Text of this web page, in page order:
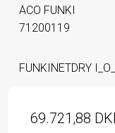
ACO FUNKI
71200119
FUNKINETDRY
69.721,88